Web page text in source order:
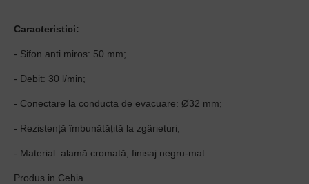
Caracteristici:
- Sifon anti miros: 50 mm;
- Debit: 30 l/min;
- Conectare la conducta de evacuare: Ø32 mm;
- Rezistență îmbunătățită la zgârieturi;
- Material: alamă cromată, finisaj negru-mat.
Produs in Cehia.